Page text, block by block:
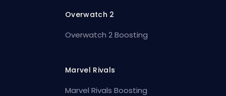
Overwatch 2
Overwatch 2 Boosting
Marvel Rivals
Marvel Rivals Boosting